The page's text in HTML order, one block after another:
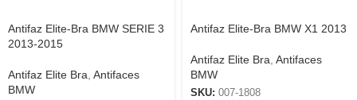
Antifaz Elite-Bra BMW SERIE 3
2013-2015
Antifaz Elite Bra Antifaces
BMW
Antifaz Elite-Bra BMW X1 2013
Antifaz Elite Bra Antifaces
BMW
SKU: 007-1808